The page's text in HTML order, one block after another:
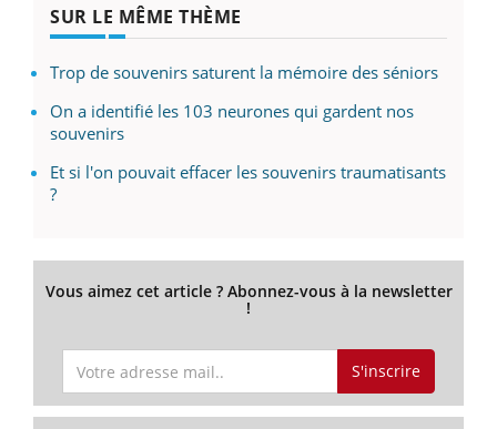
SUR LE MÊME THÈME
Trop de souvenirs saturent la mémoire des séniors
On a identifié les 103 neurones qui gardent nos
souvenirs
Et si l'on pouvait effacer les souvenirs traumatisants
?
Vous aimez cet article ? Abonnez-vous à la newsletter
!
S'inscrire